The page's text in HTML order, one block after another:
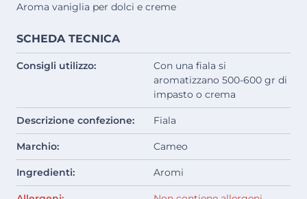
Aroma vaniglia per dolci e creme
SCHEDA TECNICA
Consigli utilizzo:
Con una fiala si
aromatizzano 500-600 gr di
impasto o crema
Descrizione confezione: Fiala
Marchio: Cameo
Ingredienti: Aromi